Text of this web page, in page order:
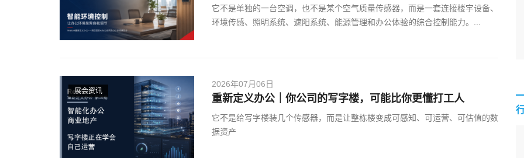
它不是单独的一台空调，也不是某个空气质量传感器，而是一套连接楼宇设备、
环境传感、照明系统、遮阳系统、能源管理和办公体验的综合控制能力。...
展会资讯
2026年07月06日
重新定义办公｜你公司的写字楼，可能比你更懂打工人
它不是给写字楼装几个传感器，而是让整栋楼变成可感知、可运营、可估值的数
据资产